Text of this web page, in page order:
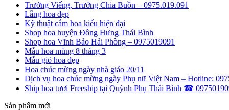
Trướng Viếng, Trướng Chia Buồn – 0975.019.091
Lẵng hoa đẹp
Kỹ thuật cắm hoa kiểu hiện đại
Shop hoa huyện Đông Hưng Thái Bình
Shop hoa Vĩnh Bảo Hải Phòng – 0975019091
Mẫu hoa mùng 8 tháng 3
Mẫu giỏ hoa đẹp
Hoa chúc mừng ngày nhà giáo 20/11
Dịch vụ hoa chúc mừng ngày Phụ nữ Việt Nam – Hotline:
Ship hoa tươi Freeship tại Quỳnh Phụ Thái Bình ☎
Sản phẩm mới